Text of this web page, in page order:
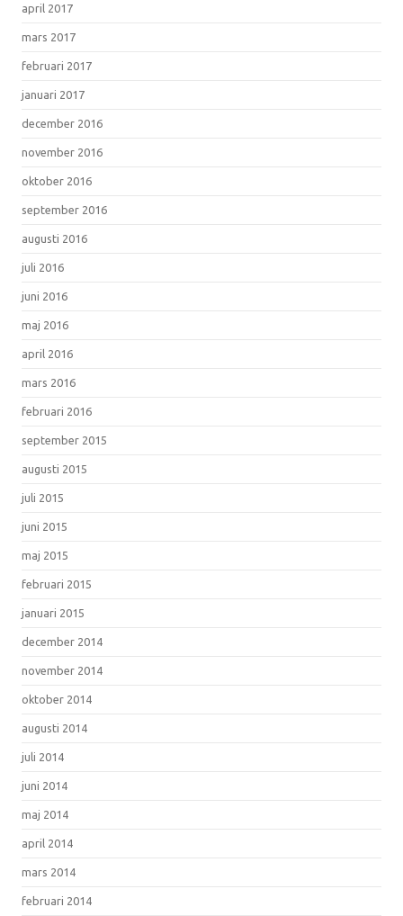
april 2017
mars 2017
februari 2017
januari 2017
december 2016
november 2016
oktober 2016
september 2016
augusti 2016
juli 2016
juni 2016
maj 2016
april 2016
mars 2016
februari 2016
september 2015
augusti 2015
juli 2015
juni 2015
maj 2015
februari 2015
januari 2015
december 2014
november 2014
oktober 2014
augusti 2014
juli 2014
juni 2014
maj 2014
april 2014
mars 2014
februari 2014